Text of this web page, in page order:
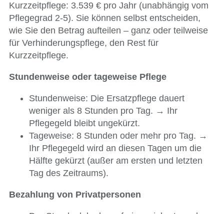
Kurzzeitpflege: 3.539 € pro Jahr (unabhängig vom
Pflegegrad 2-5). Sie können selbst entscheiden,
wie Sie den Betrag aufteilen – ganz oder teilweise
für Verhinderungspflege, den Rest für
Kurzzeitpflege.
Stundenweise oder tageweise Pflege
Stundenweise: Die Ersatzpflege dauert
weniger als 8 Stunden pro Tag. → Ihr
Pflegegeld bleibt ungekürzt.
Tageweise: 8 Stunden oder mehr pro Tag. →
Ihr Pflegegeld wird an diesen Tagen um die
Hälfte gekürzt (außer am ersten und letzten
Tag des Zeitraums).
Bezahlung von Privatpersonen